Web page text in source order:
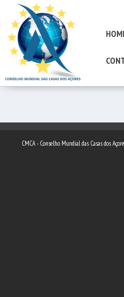
CMCA - Conselho Mundial das Casas dos